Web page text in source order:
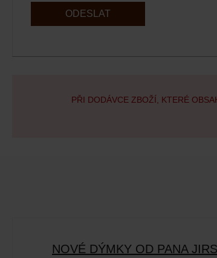
ODESLAT
PŘI DODÁVCE ZBOŽÍ, KTERÉ
NOVÉ DÝMKY OD PANA